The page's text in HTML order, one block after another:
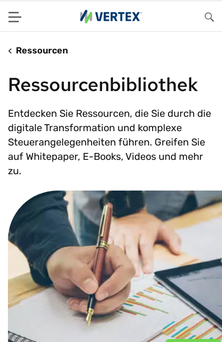
Menu
Ressourcen
Ressourcenbibliothek
Entdecken Sie Ressourcen, die Sie durch die
digitale Transformation und komplexe
Steuerangelegenheiten führen. Greifen Sie
auf Whitepaper, E-Books, Videos und mehr
zu.